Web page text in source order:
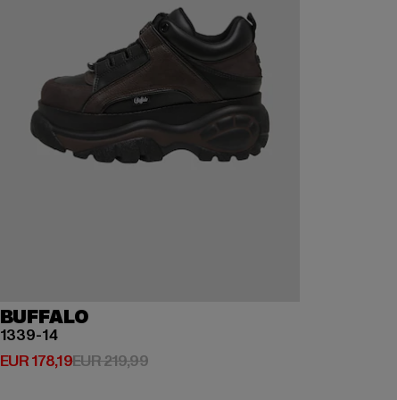
BUFFALO
1339-14
EUR 178,19
Derzeitiger Preis: EUR 178,19
EUR 219,99Aktionspreis: EUR 219,99